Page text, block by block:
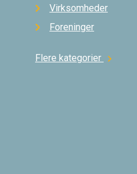
Virksomheder
Foreninger
Flere kategorier chevron_right